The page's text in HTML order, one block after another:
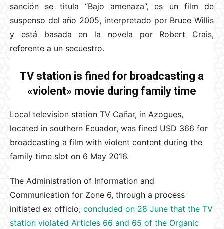
sanción se titula “Bajo amenaza”, es un film de
suspenso del año 2005, interpretado por Bruce Willis
y está basada en la novela por Robert Crais,
referente a un secuestro.
TV station is fined for broadcasting a
«violent» movie during family time
Local television station TV Cañar, in Azogues,
located in southern Ecuador, was fined USD 366 for
broadcasting a film with violent content during the
family time slot on 6 May 2016.
The Administration of Information and
Communication for Zone 6, through a process
initiated ex officio, concluded on 28 June that the TV
station violated Articles 66 and 65 of the Organic